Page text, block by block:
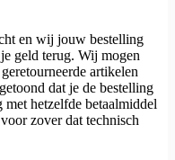
en wij jouw bestelling
geld terug. Wij mogen
artikelen
dat je de bestelling
hetzelfde betaalmiddel
zover dat technisch